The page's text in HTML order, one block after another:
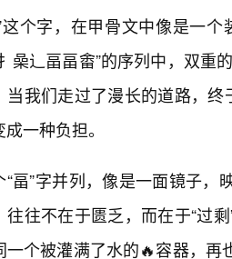
这个字，在甲骨文中像是一个
喿辶畐畐畬”的序列中，双重
当我们走过了漫长的道路，
一种负担。
“畐”字并列，像是一面镜子
往往不在于匮乏，而在于“过
一个被灌满了水的🔥容器，